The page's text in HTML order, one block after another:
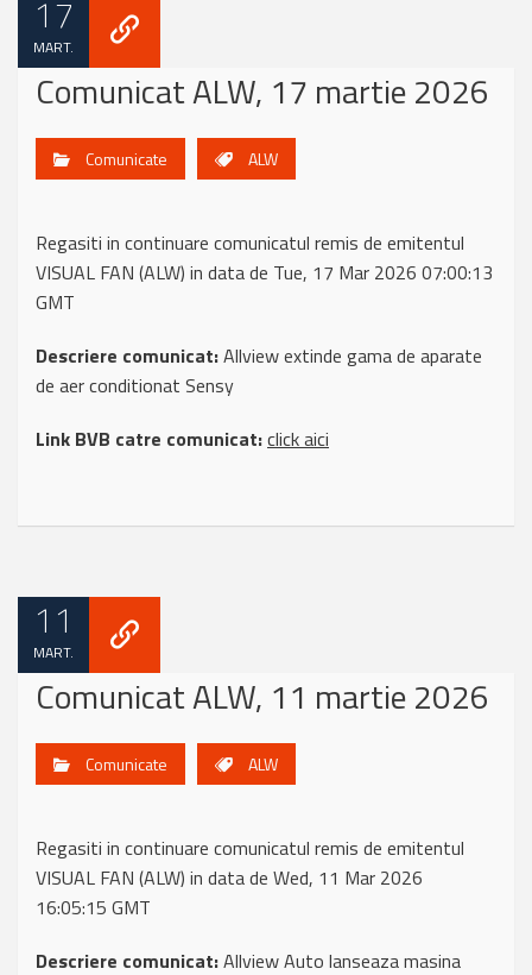
17
MART.
Comunicat ALW, 17 martie 2026
Comunicate ALW
Regasiti in continuare comunicatul remis de emitentul
VISUAL FAN (ALW) in data de Tue, 17 Mar 2026 07:00:13
GMT
Descriere comunicat:Allview extinde gama de aparate
de aer conditionat Sensy
Link BVB catre comunicat:click aici
11
MART.
Comunicat ALW, 11 martie 2026
Comunicate ALW
Regasiti in continuare comunicatul remis de emitentul
VISUAL FAN (ALW) in data de Wed, 11 Mar 2026
16:05:15 GMT
Descriere comunicat:Allview Auto lanseaza masina